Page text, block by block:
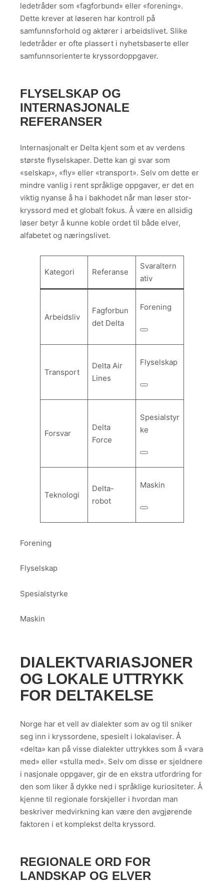
ledetråder som «fagforbund» eller «forening».
Dette krever at løseren har kontroll på
samfunnsforhold og aktører i arbeidslivet. Slike
ledetråder er ofte plassert i nyhetsbaserte eller
samfunnsorienterte kryssordoppgaver.
FLYSELSKAP OG
INTERNASJONALE
REFERANSER
Internasjonalt er Delta kjent som et av verdens
største flyselskaper. Dette kan gi svar som
«selskap», «fly» eller «transport». Selv om dette er
mindre vanlig i rent språklige oppgaver, er det en
viktig nyanse å ha i bakhodet når man løser stor-
kryssord med et globalt fokus. Å være en allsidig
løser betyr å kunne koble ordet til både elver,
alfabetet og næringslivet.
Kategori Referanse
Svaraltern
ativ
Arbeidsliv
Fagforbun
det Delta
Forening
Transport
Delta Air
Lines
Flyselskap
Forsvar
Delta
Force
Spesialstyr
ke
Teknologi
Delta-
robot
Maskin
Forening
Flyselskap
Spesialstyrke
Maskin
DIALEKTVARIASJONER
OG LOKALE UTTRYKK
FOR DELTAKELSE
Norge har et vell av dialekter som av og til sniker
seg inn i kryssordene, spesielt i lokalaviser. Å
«delta» kan på visse dialekter uttrykkes som å «vara
med» eller «stulla med». Selv om disse er sjeldnere
i nasjonale oppgaver, gir de en ekstra utfordring for
den som liker å dykke ned i språklige kuriositeter. Å
kjenne til regionale forskjeller i hvordan man
beskriver medvirkning kan være den avgjørende
faktoren i et komplekst delta kryssord.
REGIONALE ORD FOR
LANDSKAP OG ELVER